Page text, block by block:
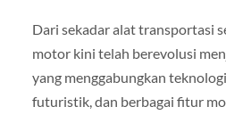
Dari sekadar alat transportasi
motor kini telah berevolusi
yang menggabungkan
futuristik, dan berbagai fitur